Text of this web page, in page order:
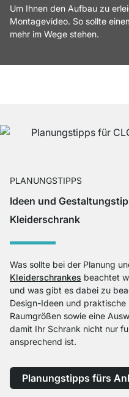
Um Ihnen den Aufbau zu
Montagevideo. So sollte
mehr im Wege stehen.
PLANUNGSTIPPS
Ideen und
Kleiderschrank
Was sollte bei der Planung
Kleiderschrankes beachtet
und was gibt es dabei zu
Design-Ideen und
Raumgrößen sowie eine
damit Ihr Schrank nicht nur
ansprechend ist.
Planungstipps fürs